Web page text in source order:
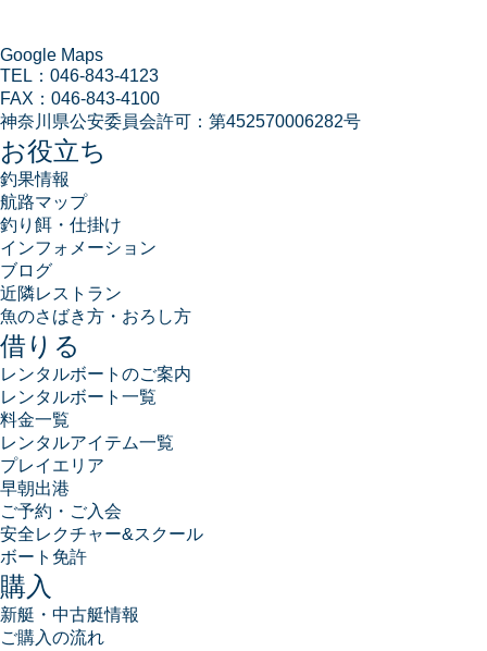
Google Maps
TEL： 046-843-4123
FAX： 046-843-4100
神奈川県公安委員会許可： 第452570006282号
お役立ち
釣果情報
航路マップ
釣り餌・仕掛け
インフォメーション
ブログ
近隣レストラン
魚のさばき方・おろし方
借りる
レンタルボートのご案内
レンタルボート一覧
料金一覧
レンタルアイテム一覧
プレイエリア
早朝出港
ご予約・ご入会
安全レクチャー&スクール
ボート免許
購入
新艇・中古艇情報
ご購入の流れ